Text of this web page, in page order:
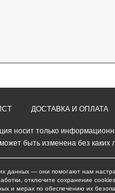
ДОСТАВКА И ОПЛАТА
носит только
быть изменена без каких
данных — они помогают нам
отключите сохранение
и мерах по обеспечению их